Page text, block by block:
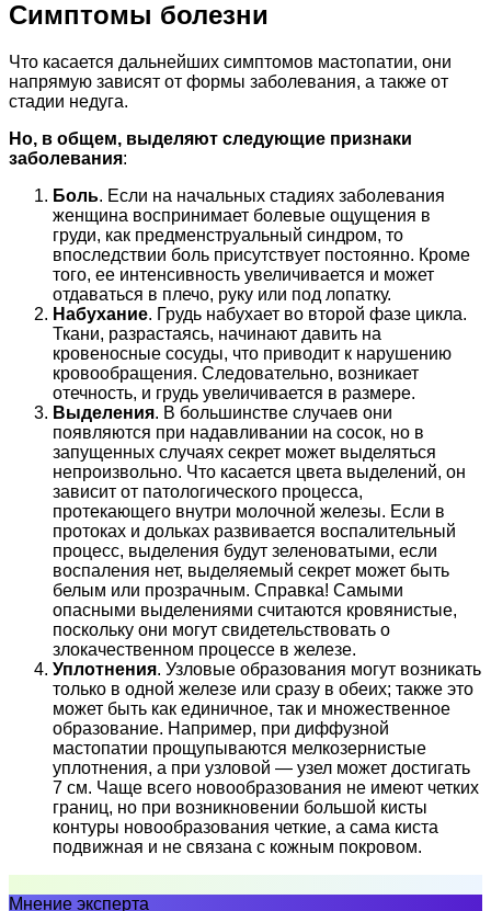
Симптомы болезни
Что касается дальнейших симптомов мастопатии, они
напрямую зависят от формы заболевания, а также от
стадии недуга.
Но, в общем, выделяют следующие признаки
заболевания:
Боль. Если на начальных стадиях заболевания
женщина воспринимает болевые ощущения в
груди, как предменструальный синдром, то
впоследствии боль присутствует постоянно. Кроме
того, ее интенсивность увеличивается и может
отдаваться в плечо, руку или под лопатку.
Набухание. Грудь набухает во второй фазе цикла.
Ткани, разрастаясь, начинают давить на
кровеносные сосуды, что приводит к нарушению
кровообращения. Следовательно, возникает
отечность, и грудь увеличивается в размере.
Выделения. В большинстве случаев они
появляются при надавливании на сосок, но в
запущенных случаях секрет может выделяться
непроизвольно. Что касается цвета выделений, он
зависит от патологического процесса,
протекающего внутри молочной железы. Если в
протоках и дольках развивается воспалительный
процесс, выделения будут зеленоватыми, если
воспаления нет, выделяемый секрет может быть
белым или прозрачным. Справка! Самыми
опасными выделениями считаются кровянистые,
поскольку они могут свидетельствовать о
злокачественном процессе в железе.
Уплотнения. Узловые образования могут возникать
только в одной железе или сразу в обеих; также это
может быть как единичное, так и множественное
образование. Например, при диффузной
мастопатии прощупываются мелкозернистые
уплотнения, а при узловой — узел может достигать
7 см. Чаще всего новообразования не имеют четких
границ, но при возникновении большой кисты
контуры новообразования четкие, а сама киста
подвижная и не связана с кожным покровом.
Мнение эксперта